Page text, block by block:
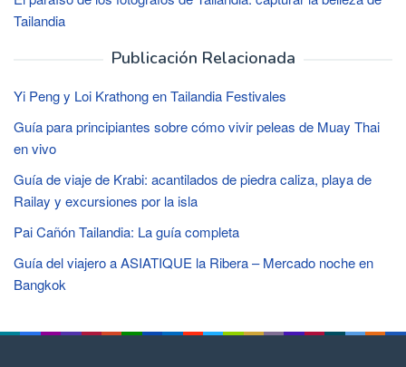
Tailandia
Publicación Relacionada
Yi Peng y Loi Krathong en Tailandia Festivales
Guía para principiantes sobre cómo vivir peleas de Muay Thai
en vivo
Guía de viaje de Krabi: acantilados de piedra caliza, playa de
Railay y excursiones por la isla
Pai Cañón Tailandia: La guía completa
Guía del viajero a ASIATIQUE la Ribera – Mercado noche en
Bangkok